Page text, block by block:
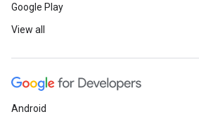
Google Play
View all
Android